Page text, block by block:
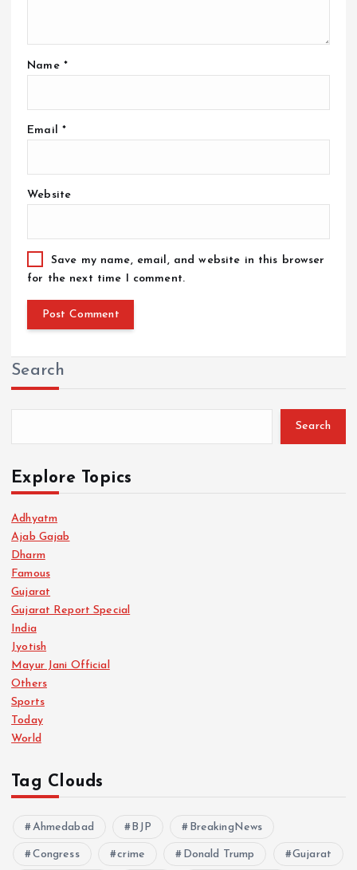
Name *
Email *
Website
Save my name, email, and website in this browser
for the next time I comment.
Search
Search
Explore Topics
Adhyatm
Ajab Gajab
Dharm
Famous
Gujarat
Gujarat Report Special
India
Jyotish
Mayur Jani Official
Others
Sports
Today
World
Tag Clouds
Ahmedabad BJP BreakingNews
Congress crime Donald Trump Gujarat